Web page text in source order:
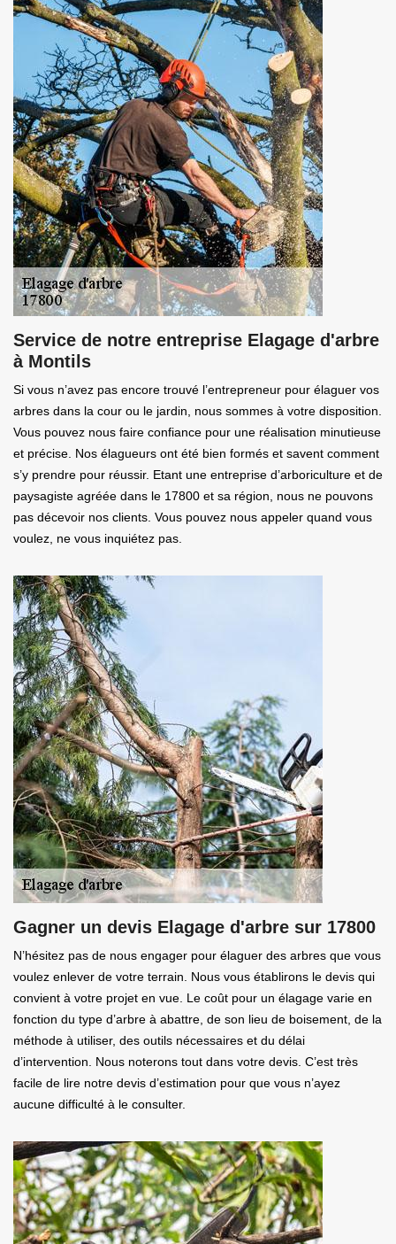
Service de notre entreprise Elagage d'arbre
à Montils
Si vous n’avez pas encore trouvé l’entrepreneur pour élaguer vos
arbres dans la cour ou le jardin, nous sommes à votre disposition.
Vous pouvez nous faire confiance pour une réalisation minutieuse
et précise. Nos élagueurs ont été bien formés et savent comment
s’y prendre pour réussir. Etant une entreprise d’arboriculture et de
paysagiste agréée dans le 17800 et sa région, nous ne pouvons
pas décevoir nos clients. Vous pouvez nous appeler quand vous
voulez, ne vous inquiétez pas.
Gagner un devis Elagage d'arbre sur 17800
N’hésitez pas de nous engager pour élaguer des arbres que vous
voulez enlever de votre terrain. Nous vous établirons le devis qui
convient à votre projet en vue. Le coût pour un élagage varie en
fonction du type d’arbre à abattre, de son lieu de boisement, de la
méthode à utiliser, des outils nécessaires et du délai
d’intervention. Nous noterons tout dans votre devis. C’est très
facile de lire notre devis d’estimation pour que vous n’ayez
aucune difficulté à le consulter.